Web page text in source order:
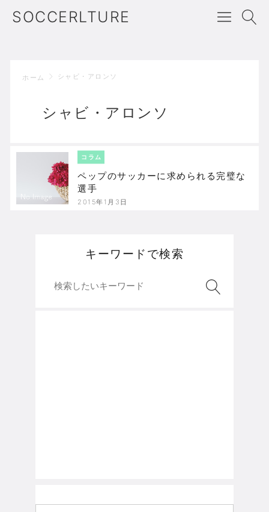
SOCCERLTURE
ホーム シャビ・アロンソ
シャビ・アロンソ
コラム
ペップのサッカーに求められる完璧な
選手
2015年1月3日
キーワードで検索